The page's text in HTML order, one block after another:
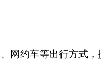
网约车等出行方式